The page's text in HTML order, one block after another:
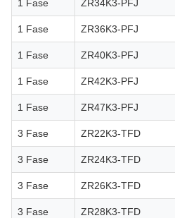
1 Fase ZR34K3-PFJ
1 Fase ZR36K3-PFJ
1 Fase ZR40K3-PFJ
1 Fase ZR42K3-PFJ
1 Fase ZR47K3-PFJ
3 Fase ZR22K3-TFD
3 Fase ZR24K3-TFD
3 Fase ZR26K3-TFD
3 Fase ZR28K3-TFD